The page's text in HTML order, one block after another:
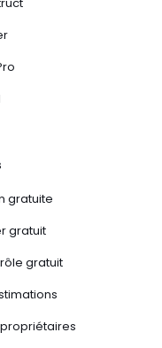
gratuite
gratuit
gratuit